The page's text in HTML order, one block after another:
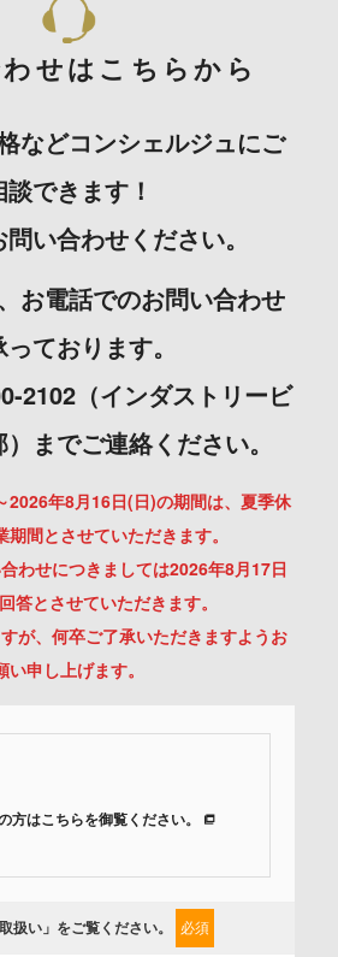
せはこちらから
などコンシェルジュにご
談できます！
い合わせください。
お電話でのお問い合わせ
っております。
2102（インダストリービ
までご連絡ください。
2026年8月16日(日)の期間は、夏季休
期間とさせていただきます。
わせにつきましては2026年8月17日
答とさせていただきます。
が、何卒ご了承いただきますようお
い申し上げます。
方はこちらを御覧ください。
扱い」をご覧ください。 必須